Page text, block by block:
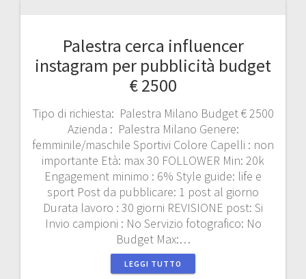
Palestra cerca influencer
instagram per pubblicità budget
€ 2500
Tipo di richiesta: Palestra Milano Budget € 2500
Azienda : Palestra Milano Genere:
femminile/maschile Sportivi Colore Capelli : non
importante Età: max 30 FOLLOWER Min: 20k
Engagement minimo : 6% Style guide: life e
sport Post da pubblicare: 1 post al giorno
Durata lavoro : 30 giorni REVISIONE post: Si
Invio campioni : No Servizio fotografico: No
Budget Max:…
LEGGI TUTTO